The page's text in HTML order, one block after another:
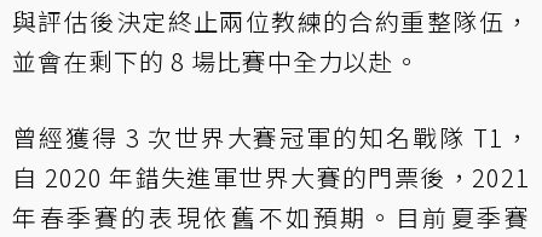
與評估後決定終止兩位教練的合約重整隊伍，
並會在剩下的 8 場比賽中全力以赴。
曾經獲得 3 次世界大賽冠軍的知名戰隊 T1，
自 2020 年錯失進軍世界大賽的門票後，2021
年春季賽的表現依舊不如預期。目前夏季賽